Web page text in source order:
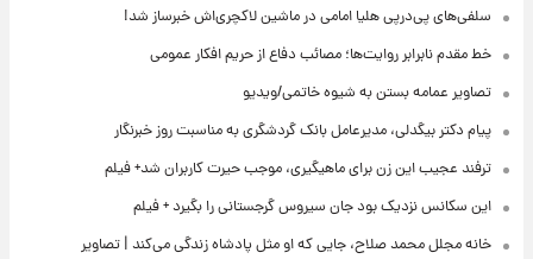
سلفی‌های پی‌درپی هلیا امامی در ماشین لاکچری‌اش خبرساز شد!
خط مقدم نابرابر روایت‌ها؛ مصائب دفاع از حریم افکار عمومی
تصاویر عمامه بستن به شیوه خاتمی/ویدیو
پیام دکتر بیگدلی، مدیرعامل بانک گردشگری به مناسبت روز خبرنگار
ترفند عجیب این زن برای ماهیگیری، موجب حیرت کاربران شد+ فیلم
این سکانس نزدیک بود جان سیروس گرجستانی را بگیرد + فیلم
خانه مجلل محمد صلاح، جایی که او مثل پادشاه زندگی می‌کند | تصاویر